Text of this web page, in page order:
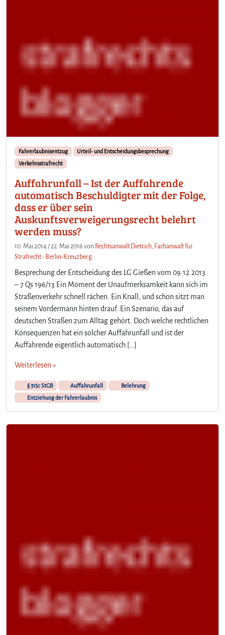
Fahrerlaubnisentzug
Urteil- und Entscheidungsbesprechung
Verkehrsstrafrecht
Auffahrunfall – Ist der Auffahrende
automatisch Beschuldigter mit der Folge,
dass er über sein
Auskunftsverweigerungsrecht belehrt
werden muss?
10. Mai 2014 /22. Mai 2016 von Rechtsanwalt Dietrich, Fachanwalt für
Strafrecht - Berlin-Kreuzberg
Besprechung der Entscheidung des LG Gießen vom 09.12.2013
– 7 Qs 196/13 Ein Moment der Unaufmerksamkeit kann sich im
Straßenverkehr schnell rächen. Ein Knall, und schon sitzt man
seinem Vordermann hinten drauf. Ein Szenario, das auf
deutschen Straßen zum Alltag gehört. Doch welche rechtlichen
Konsequenzen hat ein solcher Auffahrunfall und ist der
Auffahrende eigentlich automatisch […]
Weiterlesen »
§ 315c StGB Auffahrunfall
Belehrung
Entziehung der Fahrerlaubnis